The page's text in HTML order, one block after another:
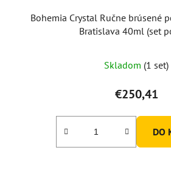
Bohemia Crystal Ručne brúsené
Bratislava 40ml (set
Skladom (1 set)
€250,41
DO